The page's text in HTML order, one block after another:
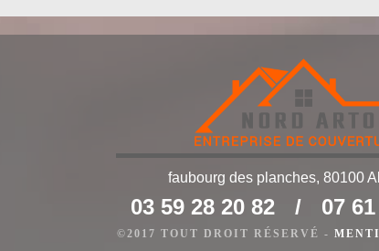
matériaux de couverture
et expérimenté, nous sommes en mesure d’assurer des
de matériel innovant et performant, nos couvreurs pourront
toiture en zinc, une toiture en bac acier, etc. Grâce à nos
faubourg des planches, 80100
03 59 28 20 82 / 07
©2017 TOUT DROIT RÉSERVÉ -